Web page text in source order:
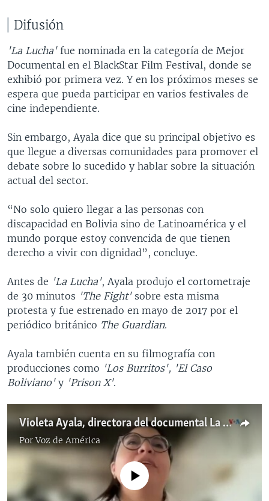
Difusión
'La Lucha' fue nominada en la categoría de Mejor
Documental en el BlackStar Film Festival, donde se
exhibió por primera vez. Y en los próximos meses se
espera que pueda participar en varios festivales de
cine independiente.
Sin embargo, Ayala dice que su principal objetivo es
que llegue a diversas comunidades para promover el
debate sobre lo sucedido y hablar sobre la situación
actual del sector.
“No solo quiero llegar a las personas con
discapacidad en Bolivia sino de Latinoamérica y el
mundo porque estoy convencida de que tienen
derecho a vivir con dignidad”, concluye.
Antes de 'La Lucha', Ayala produjo el cortometraje
de 30 minutos 'The Fight'sobre esta misma
protesta y fue estrenado en mayo de 2017 por el
periódico británico The Guardian.
Ayala también cuenta en su filmografía con
producciones como 'Los Burritos', 'El Caso
Boliviano' y 'Prison X'.
Violeta Ayala, directora del documental La Lucha
PorVoz de América
No media source currently available